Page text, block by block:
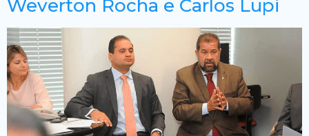
Weverton Rocha e Carlos Lupi